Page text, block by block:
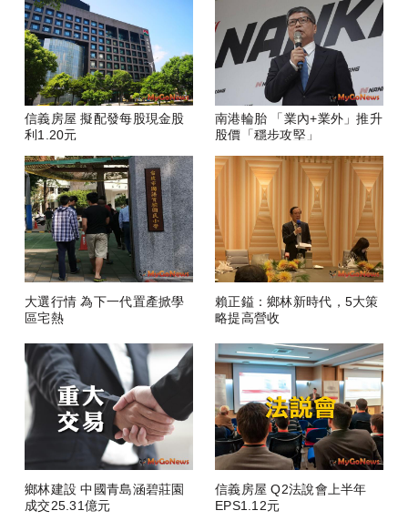
信義房屋 擬配發每股現金股
利1.20元
南港輪胎 「業內+業外」推升
股價「穩步攻堅」
大選行情 為下一代置產掀學
區宅熱
賴正鎰：鄉林新時代，5大策
略提高營收
鄉林建設 中國青島涵碧莊園
成交25.31億元
信義房屋 Q2法說會上半年
EPS1.12元